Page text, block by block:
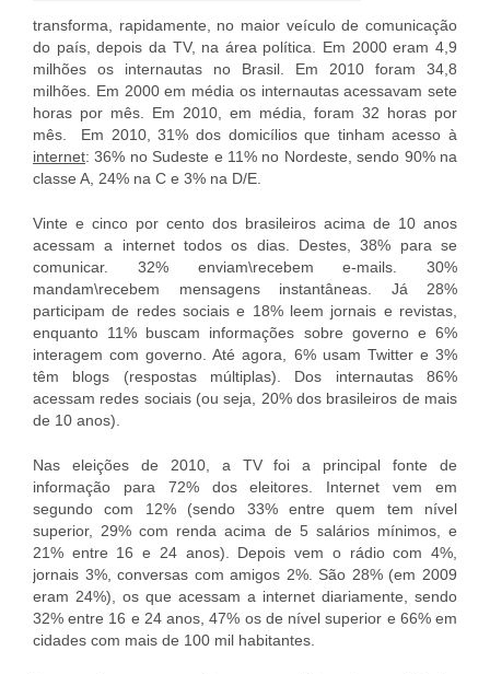
transforma, rapidamente, no maior veículo de comunicação
do país, depois da TV, na área política. Em 2000 eram 4,9
milhões os internautas no Brasil. Em 2010 foram 34,8
milhões. Em 2000 em média os internautas acessavam sete
horas por mês. Em 2010, em média, foram 32 horas por
mês. Em 2010, 31% dos domicílios que tinham acesso à
internet: 36% no Sudeste e 11% no Nordeste, sendo 90% na
classe A, 24% na C e 3% na D/E.
Vinte e cinco por cento dos brasileiros acima de 10 anos
acessam a internet todos os dias. Destes, 38% para se
comunicar. 32% enviam\recebem e-mails. 30%
mandam\recebem mensagens instantâneas. Já 28%
participam de redes sociais e 18% leem jornais e revistas,
enquanto 11% buscam informações sobre governo e 6%
interagem com governo. Até agora, 6% usam Twitter e 3%
têm blogs (respostas múltiplas). Dos internautas 86%
acessam redes sociais (ou seja, 20% dos brasileiros de mais
de 10 anos).
Nas eleições de 2010, a TV foi a principal fonte de
informação para 72% dos eleitores. Internet vem em
segundo com 12% (sendo 33% entre quem tem nível
superior, 29% com renda acima de 5 salários mínimos, e
21% entre 16 e 24 anos). Depois vem o rádio com 4%,
jornais 3%, conversas com amigos 2%. São 28% (em 2009
eram 24%), os que acessam a internet diariamente, sendo
32% entre 16 e 24 anos, 47% os de nível superior e 66% em
cidades com mais de 100 mil habitantes.